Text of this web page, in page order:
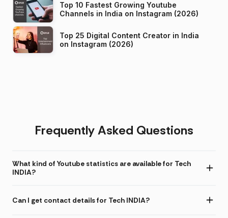
Top 10 Fastest Growing Youtube
Channels in India on Instagram (2026)
Top 25 Digital Content Creator in India
on Instagram (2026)
Frequently Asked Questions
What kind of Youtube statistics are available for Tech
INDIA?
Can I get contact details for Tech INDIA?